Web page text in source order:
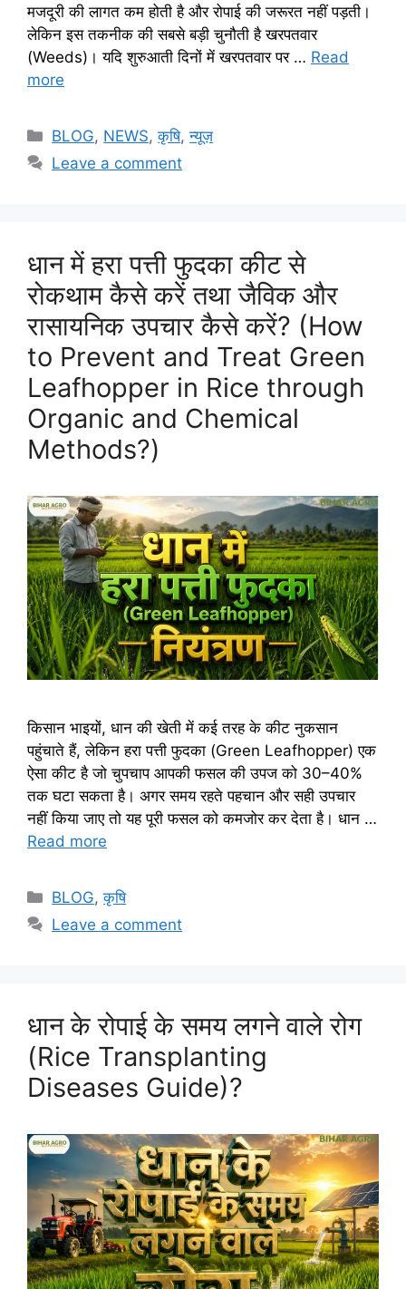
मजदूरी की लागत कम होती है और रोपाई की जरूरत नहीं पड़ती।
लेकिन इस तकनीक की सबसे बड़ी चुनौती है खरपतवार
(Weeds)। यदि शुरुआती दिनों में खरपतवार पर … Read
more
BLOG, NEWS,कृषि,न्यूज़
Leave a comment
धान में हरा पत्ती फुदका कीट से
रोकथाम कैसे करें तथा जैविक और
रासायनिक उपचार कैसे करें? (How
to Prevent and Treat Green
Leafhopper in Rice through
Organic and Chemical
Methods?)
किसान भाइयों, धान की खेती में कई तरह के कीट नुकसान
पहुंचाते हैं, लेकिन हरा पत्ती फुदका (Green Leafhopper) एक
ऐसा कीट है जो चुपचाप आपकी फसल की उपज को 30–40%
तक घटा सकता है। अगर समय रहते पहचान और सही उपचार
नहीं किया जाए तो यह पूरी फसल को कमजोर कर देता है। धान …
Read more
BLOG,कृषि
Leave a comment
धान के रोपाई के समय लगने वाले रोग
(Rice Transplanting
Diseases Guide)?